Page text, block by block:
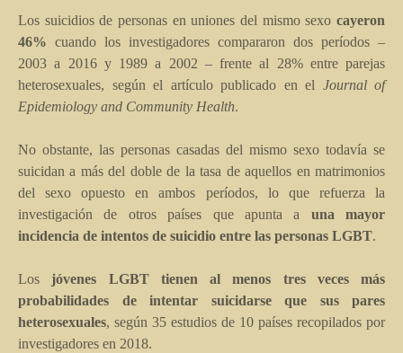
Los suicidios de personas en uniones del mismo sexo cayeron
46% cuando los investigadores compararon dos períodos –
2003 a 2016 y 1989 a 2002 – frente al 28% entre parejas
heterosexuales, según el artículo publicado en el Journal of
Epidemiology and Community Health.
No obstante, las personas casadas del mismo sexo todavía se
suicidan a más del doble de la tasa de aquellos en matrimonios
del sexo opuesto en ambos períodos, lo que refuerza la
investigación de otros países que apunta a una mayor
incidencia de intentos de suicidio entre las personas LGBT.
Los jóvenes LGBT tienen al menos tres veces más
probabilidades de intentar suicidarse que sus pares
heterosexuales, según 35 estudios de 10 países recopilados por
investigadores en 2018.